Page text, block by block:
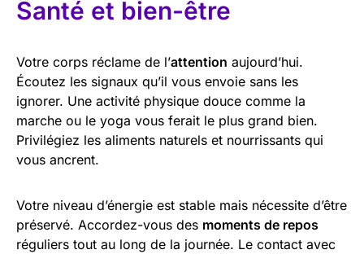
Santé et bien-être
Votre corps réclame de l’attention aujourd’hui.
Écoutez les signaux qu’il vous envoie sans les
ignorer. Une activité physique douce comme la
marche ou le yoga vous ferait le plus grand bien.
Privilégiez les aliments naturels et nourrissants qui
vous ancrent.
Votre niveau d’énergie est stable mais nécessite d’être
préservé. Accordez-vous des moments de repos
réguliers tout au long de la journée. Le contact avec